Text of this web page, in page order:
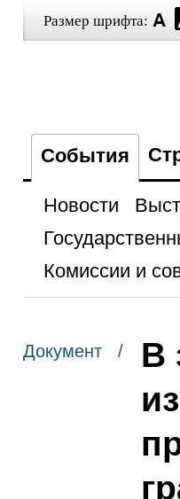
Размер шрифта:
События
Новости
Комиссии и
Документ /
В